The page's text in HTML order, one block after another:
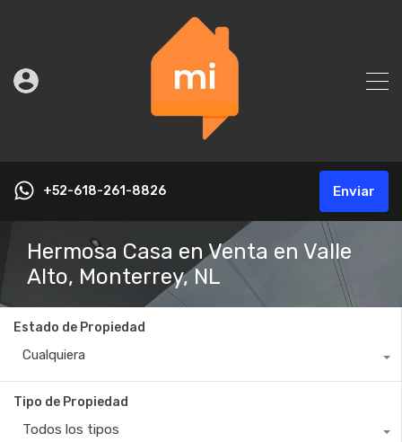
+52-618-261-8826 Enviar
Hermosa Casa en Venta en Valle
Alto, Monterrey, NL
Estado de Propiedad
Cualquiera
Tipo de Propiedad
Todos los tipos